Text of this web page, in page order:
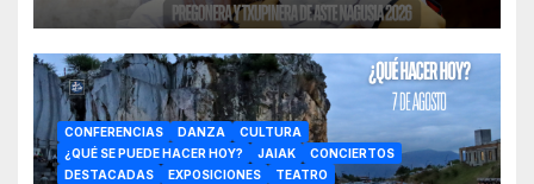
CONFERENCIAS DANZA
CULTURA
¿QUÉ SE PUEDE HACER HOY?
JAIAK
CONCIERTOS
DESTACADAS
EXPOSICIONES TEATRO